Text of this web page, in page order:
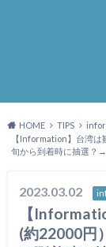
HOME TIPS
【Information】台湾
旬から到着時に抽選？
2023.03.02
【
(約22000円